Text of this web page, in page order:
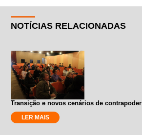
NOTÍCIAS RELACIONADAS
Transição e novos cenários de contrapoder
LER MAIS